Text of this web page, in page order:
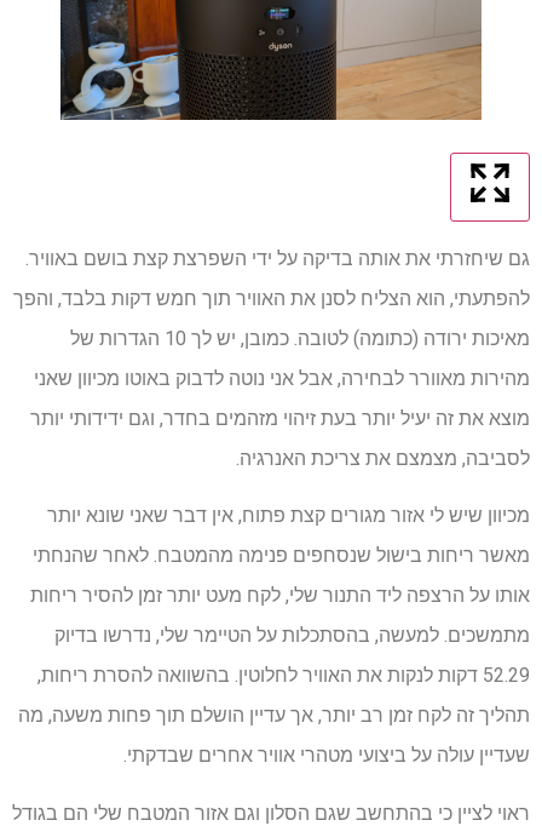
גם שיחזרתי את אותה בדיקה על ידי השפרצת קצת בושם באוויר.
להפתעתי, הוא הצליח לסנן את האוויר תוך חמש דקות בלבד, והפך
מאיכות ירודה (כתומה) לטובה. כמובן, יש לך 10 הגדרות של
מהירות מאוורר לבחירה, אבל אני נוטה לדבוק באוטו מכיוון שאני
מוצא את זה יעיל יותר בעת זיהוי מזהמים בחדר, וגם ידידותי יותר
לסביבה, מצמצם את צריכת האנרגיה.
מכיוון שיש לי אזור מגורים קצת פתוח, אין דבר שאני שונא יותר
מאשר ריחות בישול שנסחפים פנימה מהמטבח. לאחר שהנחתי
אותו על הרצפה ליד התנור שלי, לקח מעט יותר זמן להסיר ריחות
מתמשכים. למעשה, בהסתכלות על הטיימר שלי, נדרשו בדיוק
52.29 דקות לנקות את האוויר לחלוטין. בהשוואה להסרת ריחות,
תהליך זה לקח זמן רב יותר, אך עדיין הושלם תוך פחות משעה, מה
שעדיין עולה על ביצועי מטהרי אוויר אחרים שבדקתי.
ראוי לציין כי בהתחשב שגם הסלון וגם אזור המטבח שלי הם בגודל